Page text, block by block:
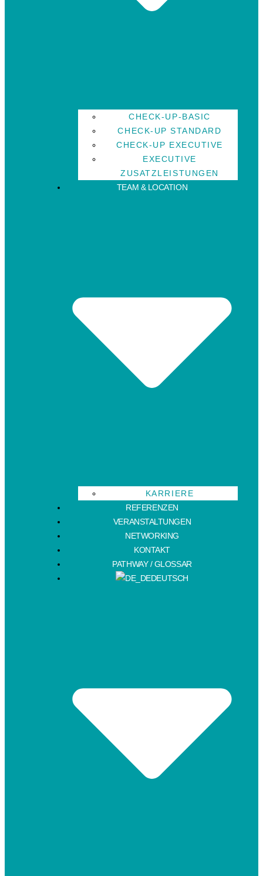
CHECK-UP-BASIC
CHECK-UP STANDARD
CHECK-UP EXECUTIVE
EXECUTIVE
ZUSATZLEISTUNGEN
TEAM & LOCATION
KARRIERE
REFERENZEN
VERANSTALTUNGEN
NETWORKING
KONTAKT
PATHWAY / GLOSSAR
DEUTSCH